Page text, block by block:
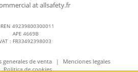
at allsafety.fr
49239800300011
APE 4669B
: FR33492398003
generales de venta
Menciones legales
Politica de cookies